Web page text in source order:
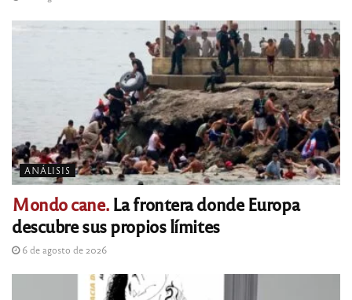
ANÁLISIS
Mondo cane.La frontera donde Europa
descubre sus propios límites
6 de agosto de 2026